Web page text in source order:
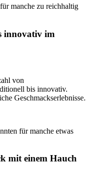
manche zu reichhaltig
innovativ im
von
bis innovativ.
Geschmackserlebnisse.
für manche etwas
mit einem Hauch